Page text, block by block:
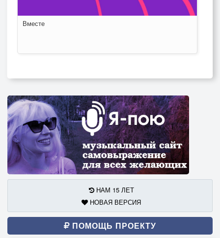
Вместе
НАМ 15 ЛЕТ
НОВАЯ ВЕРСИЯ
ПОМОЩЬ ПРОЕКТУ